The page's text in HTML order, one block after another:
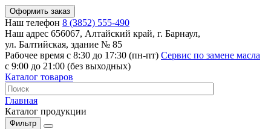
Оформить заказ
Наш телефон 8 (3852) 555-490
Наш адрес 656067, Алтайский край, г. Барнаул,
ул. Балтийская, здание № 85
Рабочее время с 8:30 до 17:30 (пн-пт) Сервис по замене масла
с 9:00 до 21:00 (без выходных)
Каталог товаров
Главная
Каталог продукции
Фильтр